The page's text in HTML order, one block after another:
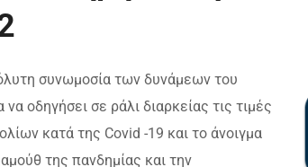
συνωμοσία των δυνάμεων του
οδηγήσει σε ράλι διαρκείας τις τιμές
κατά της Covid -19 και το άνοιγμα
της πανδημίας και την